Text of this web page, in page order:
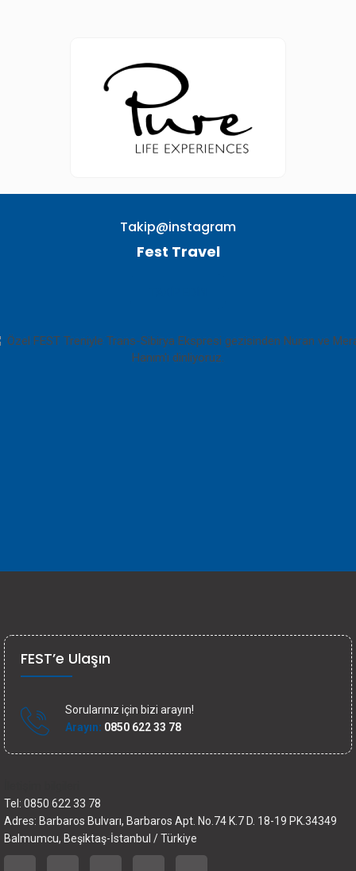
Takip@instagram
Fest Travel
FEST’e Ulaşın
Sorularınız için bizi arayın!
Arayın: 0850 622 33 78
Tel: 0850 622 33 78
Adres: Barbaros Bulvarı, Barbaros Apt. No.74 K.7 D. 18-19 PK.34349
Balmumcu, Beşiktaş-İstanbul / Türkiye